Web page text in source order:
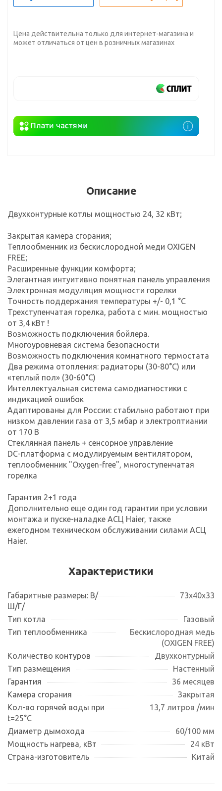
Цена действительна только для интернет-магазина и
может отличаться от цен в розничных магазинах
Описание
Двухконтурные котлы мощностью 24, 32 кВт;
Закрытая камера сгорания;
Теплообменник из бескислородной меди OXIGEN
FREE;
Расширенные функции комфорта;
Элегантная интуитивно понятная панель управления
Электронная модуляция мощности горелки
Точность поддержания температуры +/- 0,1 °С
Трехступенчатая горелка, работа с мин. мощностью
от 3,4 кВт !
Возможность подключения бойлера.
Многоуровневая система безопасности
Возможность подключения комнатного термостата
Два режима отопления: радиаторы (30-80°C) или
«теплый пол» (30-60°C)
Интеллектуальная система самодиагностики с
индикацией ошибок
Адаптированы для России: стабильно работают при
низком давлении газа от 3,5 мбар и электроптиании
от 170 В
Стеклянная панель + сенсорное управление
DC-платформа с модулируемым вентилятором,
теплообменник "Oxygen-free", многоступенчатая
горелка
Гарантия 2+1 года
Дополнительно еще один год гарантии при условии
монтажа и пуске-наладке АСЦ Haier, также
ежегодном техническом обслуживании силами АСЦ
Haier.
Характеристики
Габаритные размеры: В/
Ш/Г/
73х40х33
Тип котла
Газовый
Тип теплообменника
Бескислородная медь
(OXIGEN FREE)
Количество контуров
Двухконтурный
Тип размещения
Настенный
Гарантия
36 месяцев
Камера сгорания
Закрытая
Кол-во горячей воды при
t=25°С
13,7 литров /мин
Диаметр дымохода
60/100 мм
Мощность нагрева, кВт
24 кВт
Страна-изготовитель
Китай